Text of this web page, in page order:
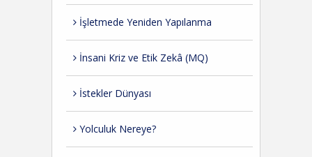
İşletmede Yeniden Yapılanma
İnsani Kriz ve Etik Zekâ (MQ)
İstekler Dünyası
Yolculuk Nereye?